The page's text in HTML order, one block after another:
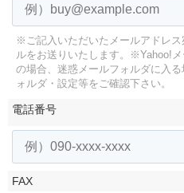
※ご記入いただいたメールアドレ
ルをお送りいたします。
※Yahoo!メ
の場合、迷惑メールフォルダに入る
ォルダ・設定等をご確認下さい。
電話番号
FAX